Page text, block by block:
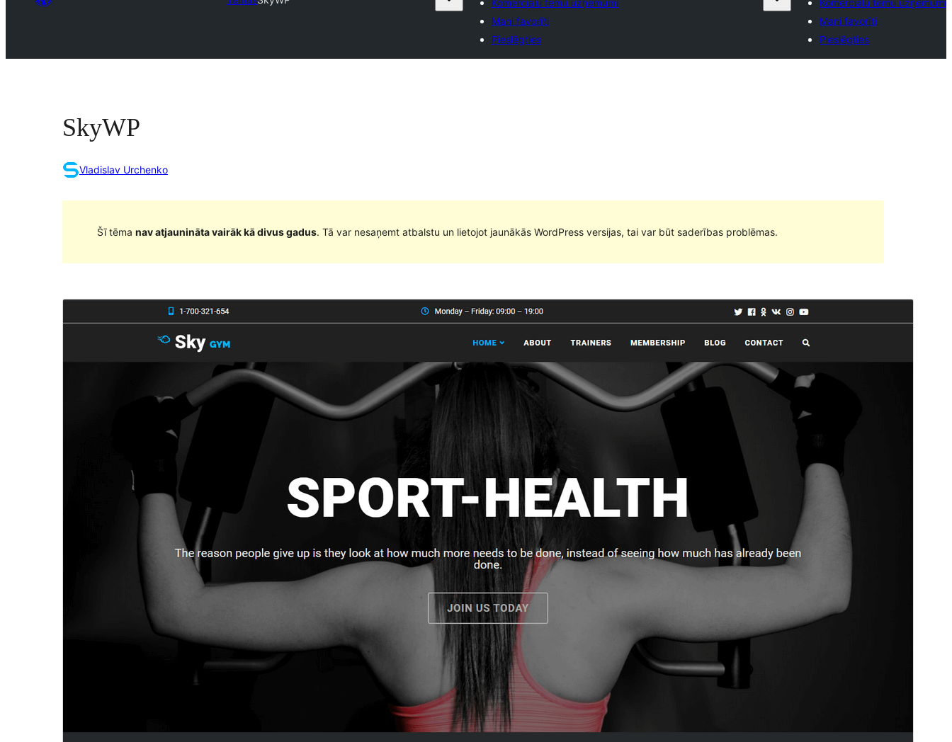
Komerciālu tēmu uzņēmumi
Mani favorīti
Pieslēgties
Komerciālu tēmu uzņēmumi
Mani favorīti
Pieslēgties
SkyWP
Vladislav Urchenko
Šī tēma nav atjaunināta vairāk kā divus gadus. Tā var nesaņemt atbalstu un lietojot jaunākās WordPress versijas, tai var būt saderības problēmas.
Lejupielādēt
Versija
Aktīvas instalācijas
PHP versija
Tēmas sākumlapa